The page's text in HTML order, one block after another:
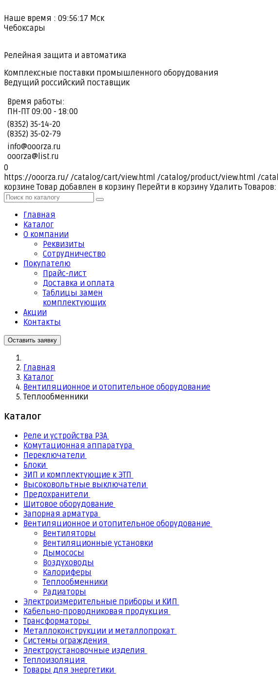
Наше время : 09:56:18 Мск
Чебоксары
Релейная защита и автоматика
Комплексные поставки промышленного оборудования
Ведущий российский поставщик
Время работы:
ПН-ПТ 09:00 - 18:00
(8352) 35-14-20
(8352) 35-02-79
info@ooorza.ru
ooorza@list.ru
0
https://ooorza.ru/ /catalog/cart/view.html /catalog/product/view.html /
корзине Товар добавлен в корзину Перейти в корзину Удалить Товаров:
Главная
Каталог
О компании
Реквизиты
Cотрудничество
Покупателю
Прайс-лист
Доставка и оплата
Таблицы замен
комплектующих
Акции
Контакты
Оставить заявку
Главная
Каталог
Вентиляционное и отопительное оборудование
Теплообменники
Каталог
Реле и устройства РЗА
Комутационная аппаратура
Переключатели
Блоки
ЗИП и комплектующие к ЭТП
Высоковольтные выключатели
Предохранители
Щитовое оборудование
Запорная арматура
Вентиляционное и отопительное оборудование
Вентиляторы
Вентиляционные установки
Дымососы
Воздуховоды
Калориферы
Теплообменники
Радиаторы
Электроизмерительные приборы и КИП
Кабельно-проводниковая продукция
Трансформаторы
Металлоконструкции и металлопрокат
Системы ограждения
Электроустановочные изделия
Теплоизоляция
Товары для энергетики